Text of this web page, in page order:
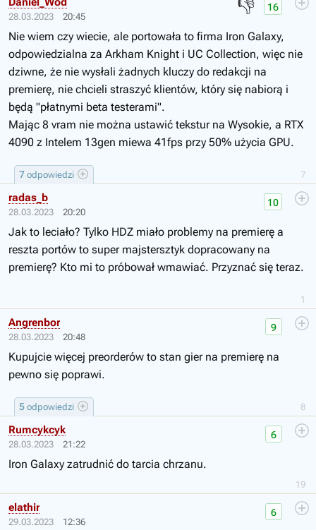
28.03.2023 20:45
👎
7
16
7 odpowiedzi
Nie wiem czy wiecie, ale portowała to firma Iron Galaxy,
odpowiedzialna za Arkham Knight i UC Collection, więc nie
dziwne, że nie wysłali żadnych kluczy do redakcji na
premierę, nie chcieli straszyć klientów, który się nabiorą i
będą "płatnymi beta testerami".
Mając 8 vram nie można ustawić tekstur na Wysokie, a RTX
4090 z Intelem 13gen miewa 41fps przy 50% użycia GPU.
28.03.2023 20:20
1
10
radas_b
Jak to leciało? Tylko HDZ miało problemy na premierę a
reszta portów to super majstersztyk dopracowany na
premierę? Kto mi to próbował wmawiać. Przyznać się teraz.
28.03.2023 20:48
8
9
5 odpowiedzi
Angrenbor
Kupujcie więcej preorderów to stan gier na premierę na
pewno się poprawi.
28.03.2023 21:22
19
6
Rumcykcyk
Iron Galaxy zatrudnić do tarcia chrzanu.
29.03.2023 12:36
6
elathir